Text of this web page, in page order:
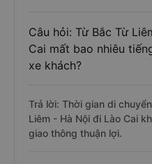
Câu hỏi: Từ Bắc Từ
Cai mất bao nhiêu
xe khách?
Trả lời: Thời gian di
Liêm - Hà Nội đi Lào Cai
giao thông thuận lợi.